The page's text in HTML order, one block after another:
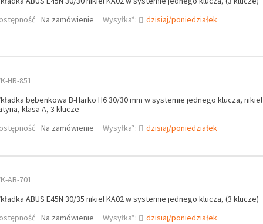
Na zamówienie Wysyłka*: dzisiaj/poniedziałek
HR-851
bębenkowa B-Harko H6 30/30 mm w systemie jednego klucza, nikiel
klasa A, 3 klucze
Na zamówienie Wysyłka*: dzisiaj/poniedziałek
AB-701
ABUS E45N 30/35 nikiel KA02 w systemie jednego klucza, (3 klucze)
Na zamówienie Wysyłka*: dzisiaj/poniedziałek